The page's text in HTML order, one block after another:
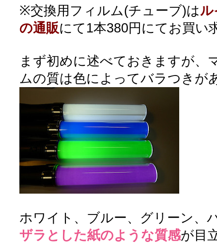
※交換用フィルム(チューブ)はル
の通販にて1本380円にてお買い
まず初めに述べておきますが、
ムの質は色によってバラつきが
ホワイト、ブルー、グリーン、
ザラとした紙のような質感が目